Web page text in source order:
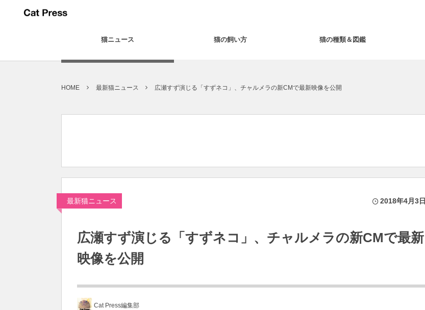
猫ニュース 猫の飼い方 猫の種類＆図鑑
HOME 最新猫ニュース 広瀬すず演じる「すずネコ」、チャルメラの新CMで最新映像を公開
最新猫ニュース 2018年4月3日
広瀬すず演じる「すずネコ」、チャルメラの新CMで最新
映像を公開
Cat Press編集部